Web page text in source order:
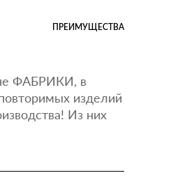
ПРЕИМУЩЕСТВА
ФАБРИКИ, в
изделий
Из них